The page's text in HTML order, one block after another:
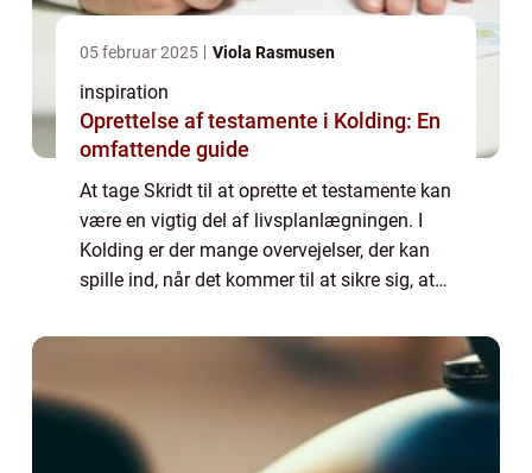
05 februar 2025 Viola Rasmusen
inspiration
Oprettelse af testamente i Kolding: En
omfattende guide
At tage Skridt til at oprette et testamente kan
være en vigtig del af livsplanlægningen. I
Kolding er der mange overvejelser, der kan
spille ind, når det kommer til at sikre sig, at